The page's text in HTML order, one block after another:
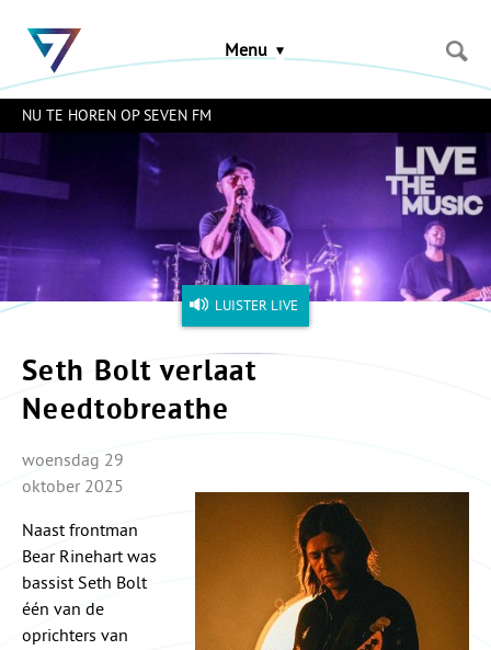
links
naar
Naar
het
menu
Menu
NU TE HOREN OP SEVEN FM
LUISTER LIVE
Seth Bolt verlaat
Needtobreathe
woensdag 29
oktober 2025
Naast frontman
Bear Rinehart was
bassist Seth Bolt
één van de
oprichters van